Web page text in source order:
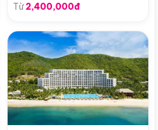
Từ2,400,000đ